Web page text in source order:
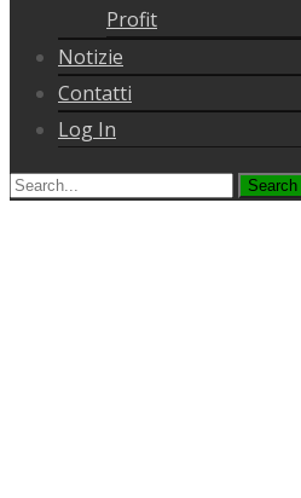
Profit
Notizie
Contatti
Log In
Search